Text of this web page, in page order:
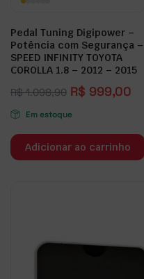
Pedal Tuning Digipower –
Potência com Segurança –
SPEED INFINITY TOYOTA
COROLLA 1.8 – 2012 – 2015
R$1.098,90 R$ 999,00
Em estoque
Adicionar ao carrinho